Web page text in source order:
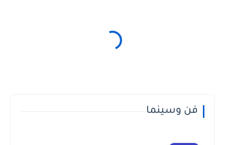
فن وسينما